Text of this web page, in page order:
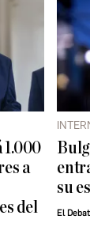
a
del
su
El